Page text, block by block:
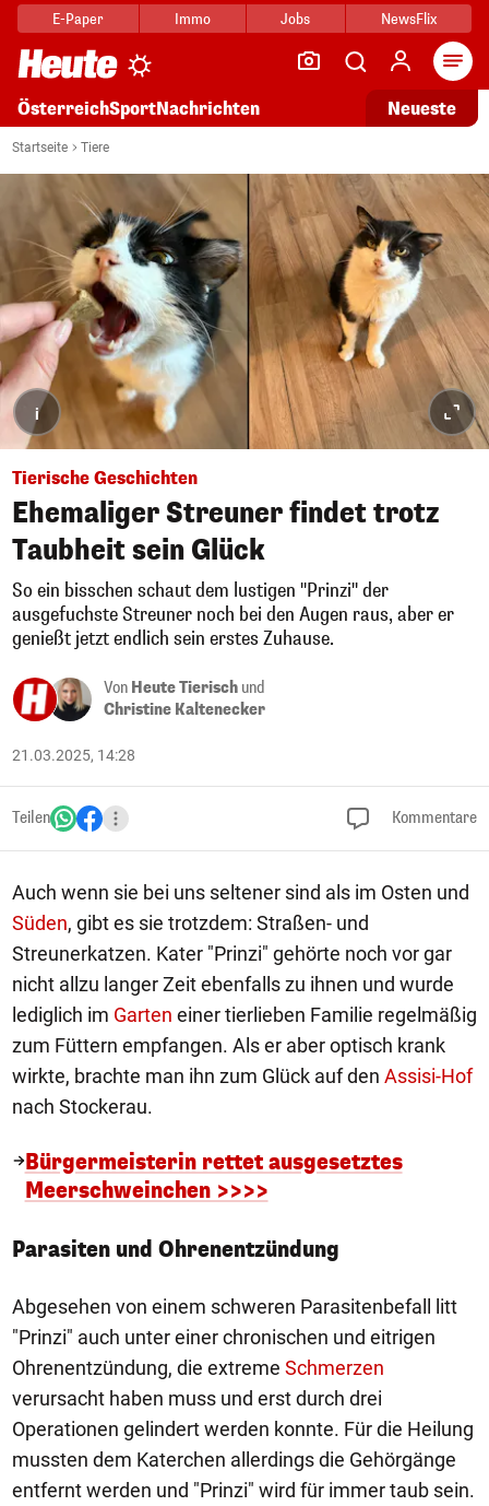
E-Paper Immo Jobs NewsFlix
ÖsterreichSportNachrichten Neueste
Startseite Tiere
i
Tierische Geschichten
Ehemaliger Streuner findet trotz
Taubheit sein Glück
So ein bisschen schaut dem lustigen "Prinzi" der
ausgefuchste Streuner noch bei den Augen raus, aber er
genießt jetzt endlich sein erstes Zuhause.
Von Heute Tierisch und
Christine Kaltenecker
21.03.2025, 14:28
Teilen Kommentare
Auch wenn sie bei uns seltener sind als im Osten und
Süden, gibt es sie trotzdem: Straßen- und
Streunerkatzen. Kater "Prinzi" gehörte noch vor gar
nicht allzu langer Zeit ebenfalls zu ihnen und wurde
lediglich im Garten einer tierlieben Familie regelmäßig
zum Füttern empfangen. Als er aber optisch krank
wirkte, brachte man ihn zum Glück auf den Assisi-Hof
nach Stockerau.
Bürgermeisterin rettet ausgesetztes
Meerschweinchen >>>>
Parasiten und Ohrenentzündung
Abgesehen von einem schweren Parasitenbefall litt
"Prinzi" auch unter einer chronischen und eitrigen
Ohrenentzündung, die extreme Schmerzen
verursacht haben muss und erst durch drei
Operationen gelindert werden konnte. Für die Heilung
mussten dem Katerchen allerdings die Gehörgänge
entfernt werden und "Prinzi" wird für immer taub sein.